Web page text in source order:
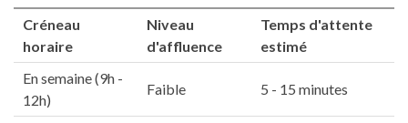
Créneau
horaire
Niveau
d'affluence
Temps d'attente
estimé
En semaine (9h -
12h)
Faible 5 - 15 minutes